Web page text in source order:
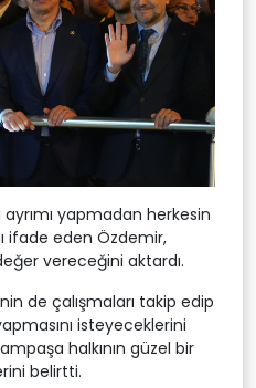
yapmadan herkesin
ifade eden Özdemir,
vereceğini aktardı.
de çalışmaları takip edip
isteyeceklerini
halkının güzel bir
belirtti.